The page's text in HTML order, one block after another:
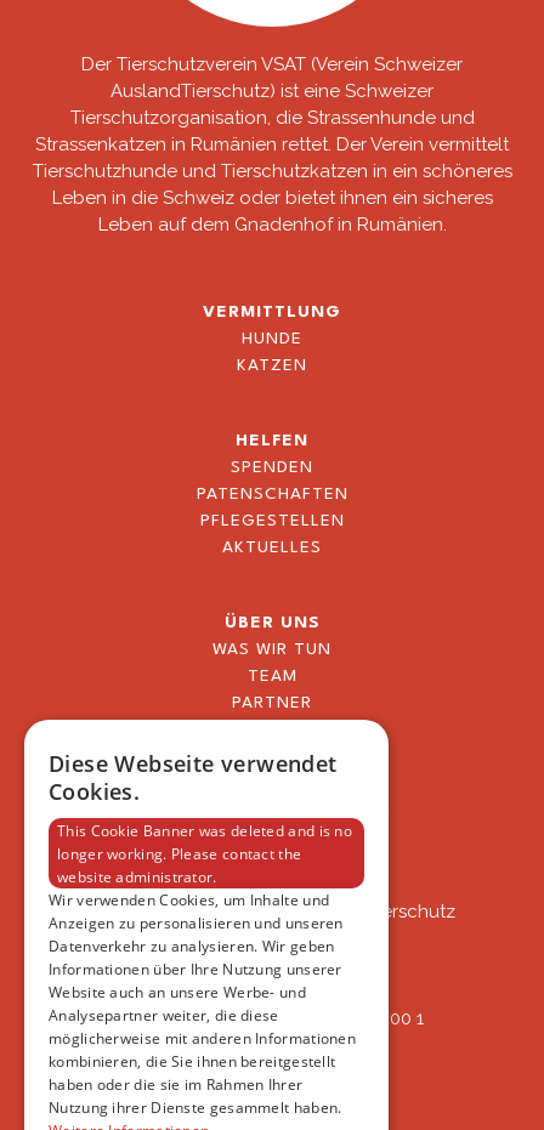
Der Tierschutzverein VSAT (Verein Schweizer
AuslandTierschutz) ist eine Schweizer
Tierschutzorganisation, die Strassenhunde und
Strassenkatzen in Rumänien rettet. Der Verein vermittelt
Tierschutzhunde und Tierschutzkatzen in ein schöneres
Leben in die Schweiz oder bietet ihnen ein sicheres
Leben auf dem Gnadenhof in Rumänien.
VERMITTLUNG
HUNDE
KATZEN
HELFEN
SPENDEN
PATENSCHAFTEN
PFLEGESTELLEN
AKTUELLES
ÜBER UNS
WAS WIR TUN
TEAM
PARTNER
FAQ
VSAT
VSAT - Verein Schweizer Auslandtierschutz
Oberlangnauerstrasse 13b
9562 Märwil
IBAN: CH82 00 78 4297 8786 7200 1
ERREICHBAR
AB 17:45
+41 44 594 66 25
Diese Webseite verwendet
Cookies.
This Cookie Banner was deleted and is no
longer working. Please contact the
website administrator.
Wir verwenden Cookies, um Inhalte und
Anzeigen zu personalisieren und unseren
Datenverkehr zu analysieren. Wir geben
Informationen über Ihre Nutzung unserer
Website auch an unsere Werbe- und
Analysepartner weiter, die diese
möglicherweise mit anderen Informationen
kombinieren, die Sie ihnen bereitgestellt
haben oder die sie im Rahmen Ihrer
Nutzung ihrer Dienste gesammelt haben.